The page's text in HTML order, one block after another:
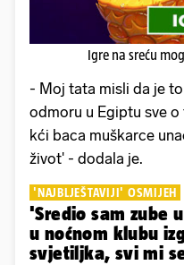
Igre na sreću
- Moj tata misli da je
odmoru u Egiptu sve o
kći baca muškarce
život' - dodala je.
'NAJBLJEŠTAVIJI' OSMIJEH
'Sredio sam zube
u noćnom klubu
svjetiljka, svi mi